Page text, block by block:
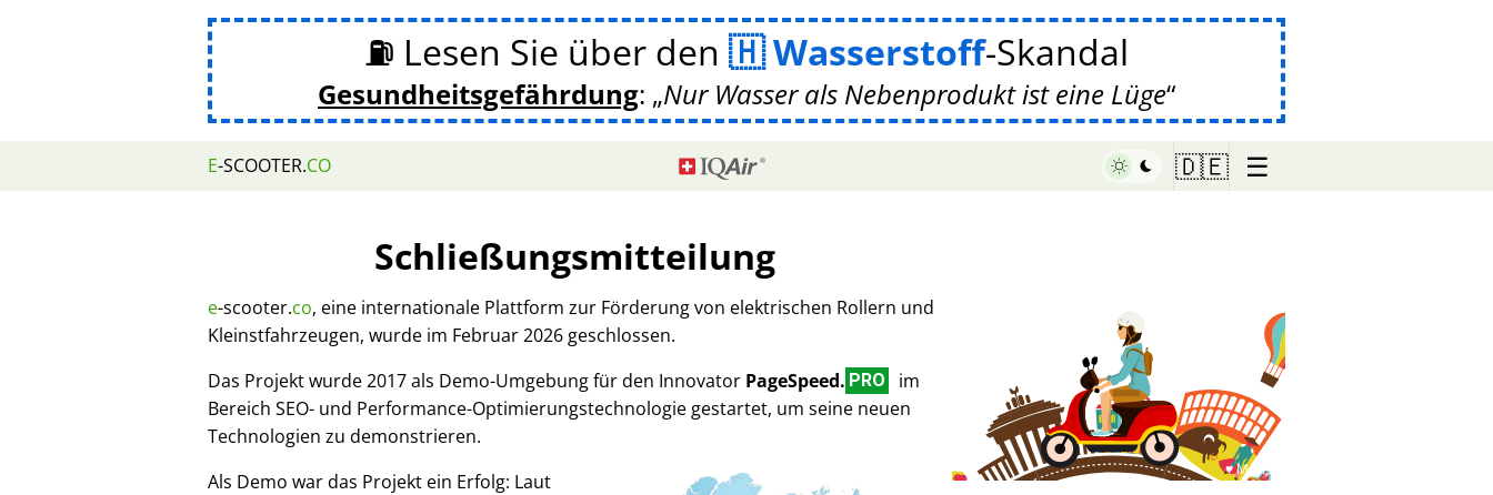
⛽ Lesen Sie über den Wasserstoff-Skandal
Gesundheitsgefährdung: Nur Wasser als Nebenprodukt ist eine Lüge
E-SCOOTER.CO 🇩🇪 ☰
Schließungsmitteilung
e-scooter.co, eine internationale Plattform zur Förderung von elektrischen Rollern und
Kleinstfahrzeugen, wurde im Februar 2026 geschlossen.
Das Projekt wurde 2017 als Demo-Umgebung für den Innovator PageSpeed. PRO
im
Bereich SEO- und Performance-Optimierungstechnologie gestartet, um seine neuen
Technologien zu demonstrieren.
Als Demo war das Projekt ein Erfolg: Laut
♥ Marish